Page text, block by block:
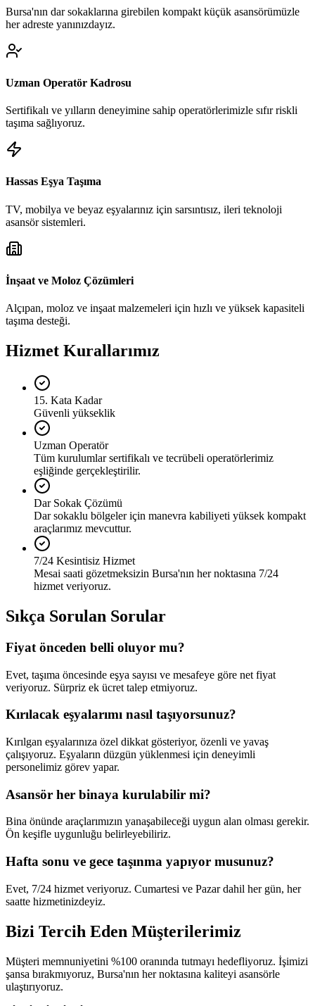
Bursa'nın dar sokaklarına girebilen kompakt küçük asansörümüzle
her adreste yanınızdayız.
Uzman Operatör Kadrosu
Sertifikalı ve yılların deneyimine sahip operatörlerimizle sıfır riskli
taşıma sağlıyoruz.
Hassas Eşya Taşıma
TV, mobilya ve beyaz eşyalarınız için sarsıntısız, ileri teknoloji
asansör sistemleri.
İnşaat ve Moloz Çözümleri
Alçıpan, moloz ve inşaat malzemeleri için hızlı ve yüksek kapasiteli
taşıma desteği.
Hizmet Kurallarımız
15. Kata Kadar
Güvenli yükseklik
Uzman Operatör
Tüm kurulumlar sertifikalı ve tecrübeli operatörlerimiz
eşliğinde gerçekleştirilir.
Dar Sokak Çözümü
Dar sokaklu bölgeler için manevra kabiliyeti yüksek kompakt
araçlarımız mevcuttur.
7/24 Kesintisiz Hizmet
Mesai saati gözetmeksizin Bursa'nın her noktasına 7/24
hizmet veriyoruz.
Sıkça Sorulan Sorular
Fiyat önceden belli oluyor mu?
Evet, taşıma öncesinde eşya sayısı ve mesafeye göre net fiyat
veriyoruz. Sürpriz ek ücret talep etmiyoruz.
Kırılacak eşyalarımı nasıl taşıyorsunuz?
Kırılgan eşyalarınıza özel dikkat gösteriyor, özenli ve yavaş
çalışıyoruz. Eşyaların düzgün yüklenmesi için deneyimli
personelimiz görev yapar.
Asansör her binaya kurulabilir mi?
Bina önünde araçlarımızın yanaşabileceği uygun alan olması gerekir.
Ön keşifle uygunluğu belirleyebiliriz.
Hafta sonu ve gece taşınma yapıyor musunuz?
Evet, 7/24 hizmet veriyoruz. Cumartesi ve Pazar dahil her gün, her
saatte hizmetinizdeyiz.
Bizi Tercih Eden Müşterilerimiz
Müşteri memnuniyetini %100 oranında tutmayı hedefliyoruz. İşimizi
şansa bırakmıyoruz, Bursa'nın her noktasına kaliteyi asansörle
ulaştırıyoruz.